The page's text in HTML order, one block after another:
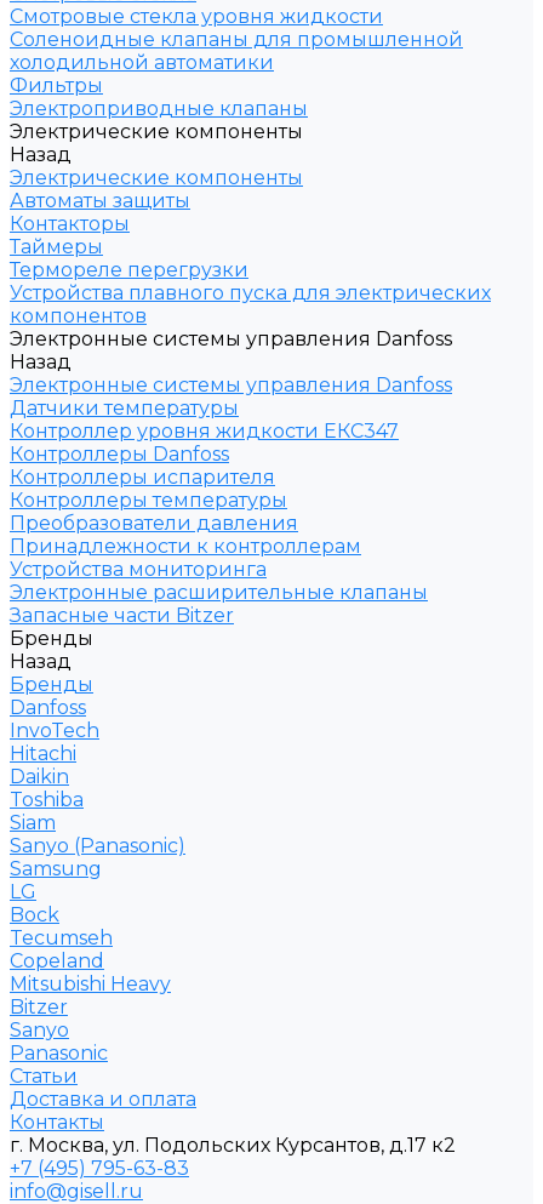
Смотровые стекла уровня жидкости
Соленоидные клапаны для промышленной
холодильной автоматики
Фильтры
Электроприводные клапаны
Электрические компоненты
Назад
Электрические компоненты
Автоматы защиты
Контакторы
Таймеры
Термореле перегрузки
Устройства плавного пуска для электрических
компонентов
Электронные системы управления Danfoss
Назад
Электронные системы управления Danfoss
Датчики температуры
Контроллер уровня жидкости ЕКС347
Контроллеры Danfoss
Контроллеры испарителя
Контроллеры температуры
Преобразователи давления
Принадлежности к контроллерам
Устройства мониторинга
Электронные расширительные клапаны
Запасные части Bitzer
Бренды
Назад
Бренды
Danfoss
InvoTech
Hitachi
Daikin
Toshiba
Siam
Sanyo (Panasonic)
Samsung
LG
Bock
Tecumseh
Copeland
Mitsubishi Heavy
Bitzer
Sanyo
Рanasonic
Статьи
Доставка и оплата
Контакты
г. Москва, ул. Подольских Курсантов, д.17 к2
+7 (495) 795-63-83
info@gisell.ru